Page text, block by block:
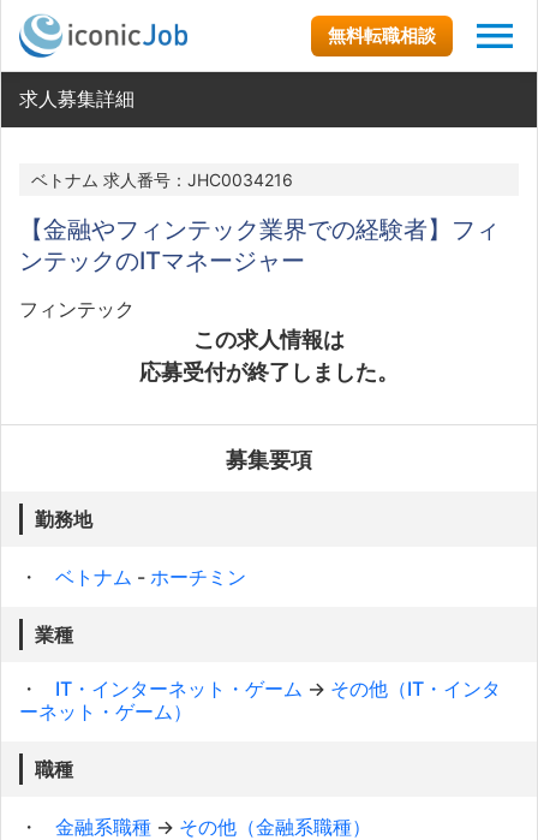
無料転職相談
求人募集詳細
ベトナム 求人番号：JHC0034216
【金融やフィンテック業界での経験者】フィ
ンテックのITマネージャー
フィンテック
この求人情報は
応募受付が終了しました。
募集要項
勤務地
ベトナム - ホーチミン
業種
IT・インターネット・ゲーム → その他（IT・インタ
ーネット・ゲーム）
職種
金融系職種 → その他（金融系職種）